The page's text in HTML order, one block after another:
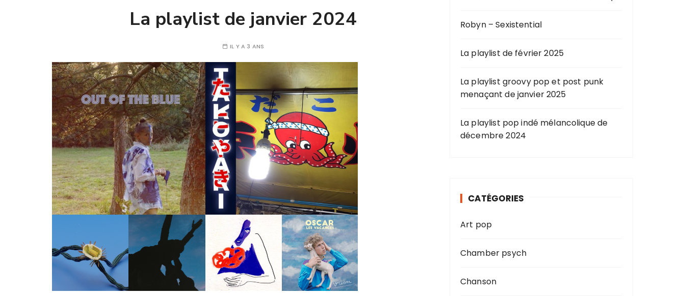
La playlist de janvier 2024
IL Y A 3 ANS
Robyn – Sexistential
La playlist de février 2025
La playlist groovy pop et post punk
menaçant de janvier 2025
La playlist pop indé mélancolique de
décembre 2024
CATÉGORIES
Art pop
Chamber psych
Chanson